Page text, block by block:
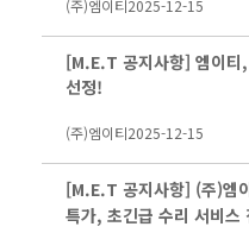
(주)엠이티2025-12-15
[M.E.T 공지사항] 엠이티
선정!
(주)엠이티2025-12-15
[M.E.T 공지사항] (주)엠
특가, 초긴급 수리 서비스